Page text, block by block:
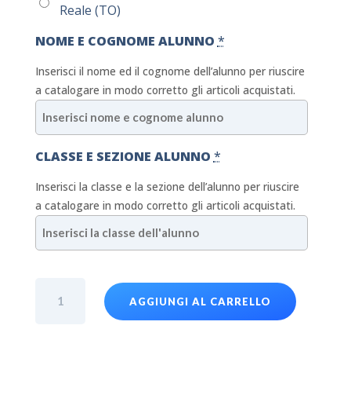
Reale (TO)
NOME E COGNOME ALUNNO *
Inserisci il nome ed il cognome dell’alunno per riuscire
a catalogare in modo corretto gli articoli acquistati.
CLASSE E SEZIONE ALUNNO *
Inserisci la classe e la sezione dell’alunno per riuscire
a catalogare in modo corretto gli articoli acquistati.
Felpa
AGGIUNGI AL CARRELLO